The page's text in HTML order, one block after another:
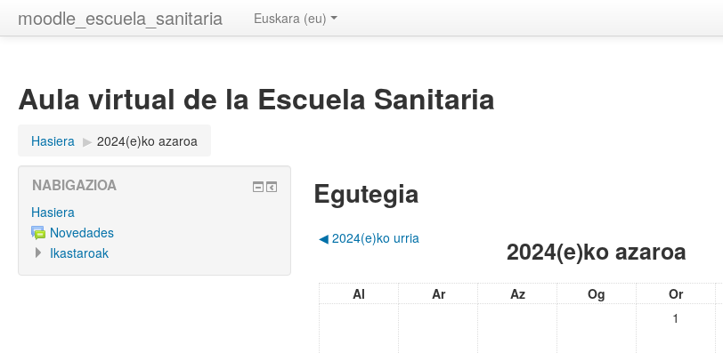
moodle_escuela_sanitaria Euskara ‎(eu)‎
Aula virtual de la Escuela Sanitaria
Hasiera ▶︎ 2024(e)ko azaroa
Egutegia
◀︎ 2024(e)ko urria 2024(e)ko azaroa
Al Ar Az Og Or
1
NABIGAZIOA
Hasiera
Novedades
Ikastaroak